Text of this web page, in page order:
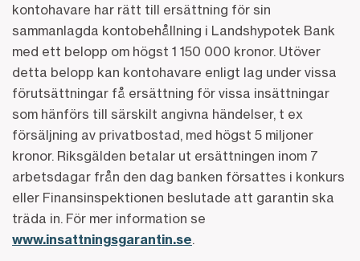
kontohavare har rätt till ersättning för sin
sammanlagda kontobehållning i Landshypotek Bank
med ett belopp om högst 1 150 000 kronor. Utöver
detta belopp kan kontohavare enligt lag under vissa
förutsättningar få ersättning för vissa insättningar
som hänförs till särskilt angivna händelser, t ex
försäljning av privatbostad, med högst 5 miljoner
kronor. Riksgälden betalar ut ersättningen inom 7
arbetsdagar från den dag banken försattes i konkurs
eller Finansinspektionen beslutade att garantin ska
träda in. För mer information se
www.insattningsgarantin.se.